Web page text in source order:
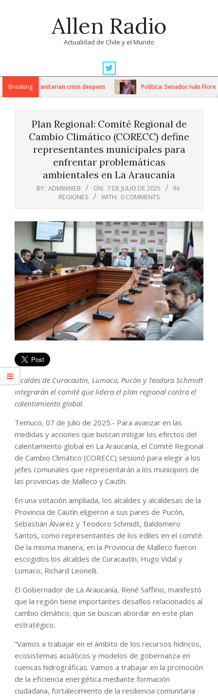
Allen Radio
Actualidad de Chile y el Mundo
Navigation
MenuBreaking
as humanitarian crisis deepens Política: Senador Iván Flores
Plan Regional: Comité Regional de
Cambio Climático (CORECC) define
representantes municipales para
enfrentar problemáticas
ambientales en La Araucanía
BY: ADMINWEB ON: 7 DE JULIO DE 2025
IN:
REGIONES
WITH: 0 COMMENTS
Alcaldes de Curacautín, Lumaco, Pucón y Teodoro Schmidt
integrarán el comité que lidera el plan regional contra el
calentamiento global.
Temuco, 07 de Julio de 2025.- Para avanzar en las
medidas y acciones que buscan mitigar los efectos del
calentamiento global en La Araucanía, el Comité Regional
de Cambio Climático (CORECC) sesionó para elegir a los
jefes comunales que representarán a los municipios de
las provincias de Malleco y Cautín.
En una votación ampliada, los alcaldes y alcaldesas de la
Provincia de Cautín eligieron a sus pares de Pucón,
Sebastián Álvarez y Teodoro Schmidt, Baldomero
Santos, como representantes de los ediles en el comité.
De la misma manera, en la Provincia de Malleco fueron
escogidos los alcaldes de Curacautín, Hugo Vidal y
Lumaco, Richard Leonelli.
El Gobernador de La Araucanía, René Saffirio, manifestó
que la región tiene importantes desafíos relacionados al
cambio climático, que se buscan abordar en este plan
estratégico.
“Vamos a trabajar en el ámbito de los recursos hídricos,
ecosistemas acuáticos y modelos de gobernanza en
cuencas hidrográficas. Vamos a trabajar en la promoción
de la eficiencia energética mediante formación
ciudadana, fortalecimiento de la resiliencia comunitaria